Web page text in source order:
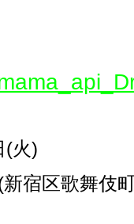
(火)
宿区歌舞伎